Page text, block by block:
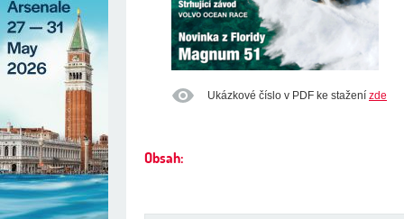
Ukázkové číslo v PDF ke stažení zde
Obsah: